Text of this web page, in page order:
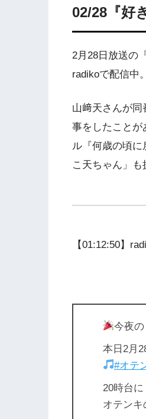
02/28『好
2月28日放送の
radikoで配信中。
山﨑天さんが
事をしたことが
ル『何歳の頃
こ天ちゃん」も
【01:12:50】
今夜
本日2月
#オテ
20時台に
オテンキ